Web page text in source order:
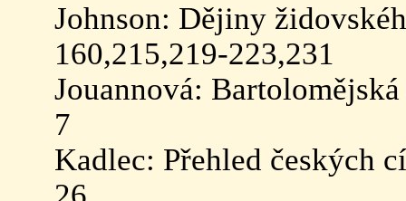
Johnson: Dějiny
160,215,219-223,231
Jouannová:
7
Kadlec: Přehled českých